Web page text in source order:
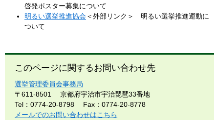
啓発ポスター募集について
明るい選挙推進協会＜外部リンク＞
明るい選挙推進運動に
ついて
このページに関するお問い合わせ先
選挙管理委員会事務局
〒611-8501
京都府宇治市宇治琵琶33番地
Tel：0774-20-8798
Fax：0774-20-8778
メールでのお問い合わせはこちら